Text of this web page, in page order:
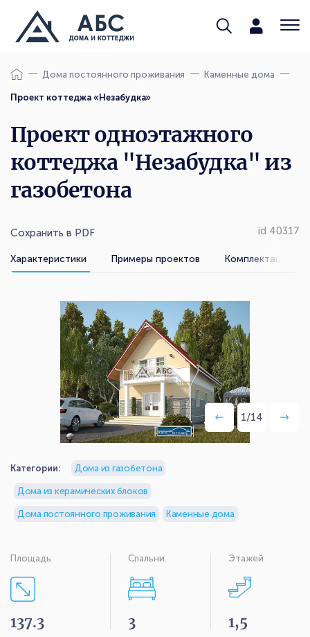
Дома постоянного проживания Каменные дома
Проект коттеджа «Незабудка»
Проект одноэтажного
коттеджа "Незабудка" из
газобетона
Сохранить в PDF id 40317
Характеристики Примеры проектов Комплектации
Категории: Дома из газобетона
Дома из керамических блоков
Дома постоянного проживания Каменные дома
1/14
Площадь
137.3
Спальни
3
Этажей
1,5